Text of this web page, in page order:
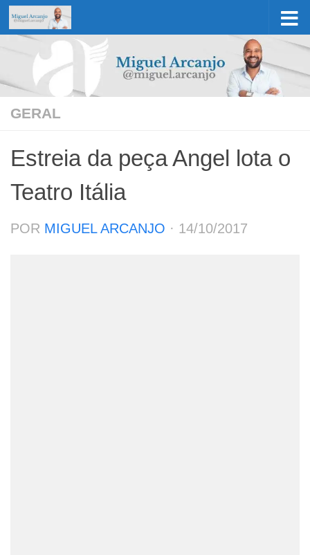
Skip to content
GERAL
Estreia da peça Angel lota o
Teatro Itália
POR MIGUEL ARCANJO · 14/10/2017